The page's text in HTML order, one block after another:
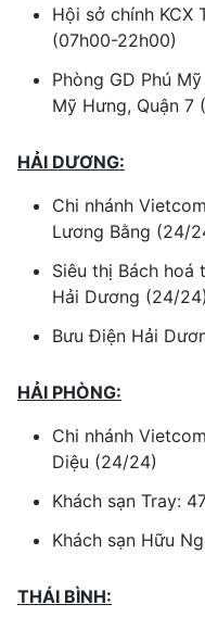
Hội sở chính KCX
(07h00-22h00)
Phòng GD Phú
Mỹ Hưng, Quận 7
HẢI DƯƠNG:
Chi nhánh
Lương Bằng (24/
Siêu thị Bách hoá
Hải Dương (24/24)
Bưu Điện Hải
HẢI PHÒNG:
Chi nhánh
Diệu (24/24)
Khách sạn Tray:
Khách sạn Hữu
THÁI BÌNH: